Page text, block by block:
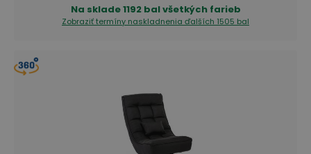
Na sklade1192 bal všetkých farieb
Zobraziť termíny naskladnenia ďalších 1505 bal